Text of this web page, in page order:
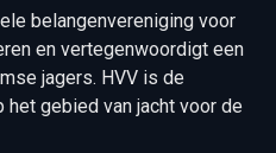
belangenvereniging voor
en vertegenwoordigt een
jagers. HVV is de
gebied van jacht voor de